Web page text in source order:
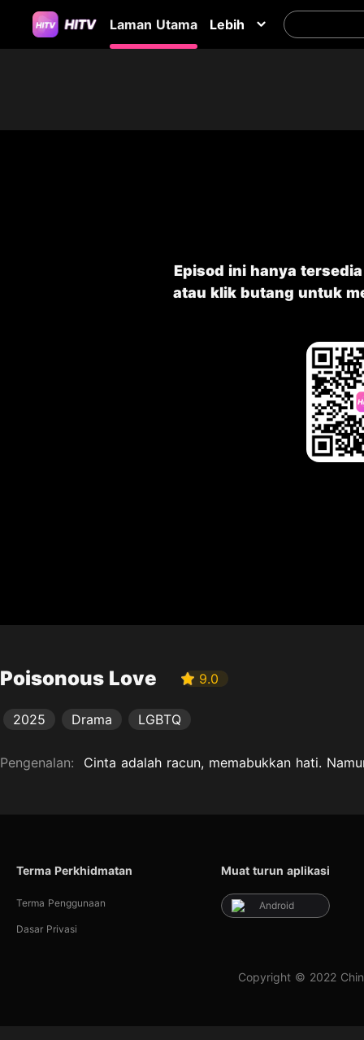
Laman Utama Lebih
Episod ini hanya
atau klik butang untuk
Poisonous Love 9.0
2025 Drama LGBTQ
Pengenalan: Cinta adalah racun, memabukkan hati.
Terma Perkhidmatan
Terma Penggunaan
Dasar Privasi
Muat turun aplikasi
Android
Copyright © 2022